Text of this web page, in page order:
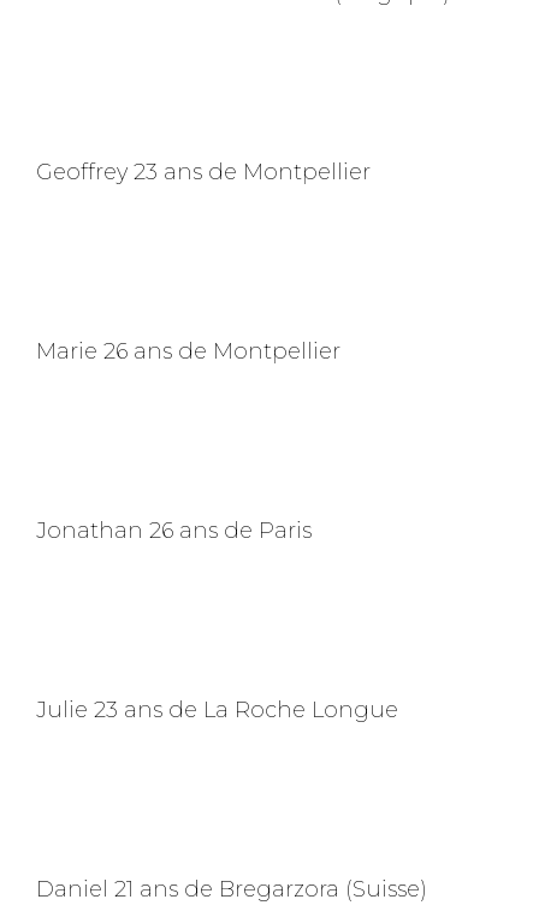
Geoffrey 23 ans de Montpellier
Marie 26 ans de Montpellier
Jonathan 26 ans de Paris
Julie 23 ans de La Roche Longue
Daniel 21 ans de Bregarzora (Suisse)